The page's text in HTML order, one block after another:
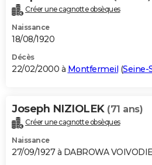
Créer une cagnotte obsèques
Naissance
18/08/1920
Décès
22/02/2000 à Montfermeil (Seine-
Joseph NIZIOLEK (71 ans)
Créer une cagnotte obsèques
Naissance
27/09/1927 à DABROWA